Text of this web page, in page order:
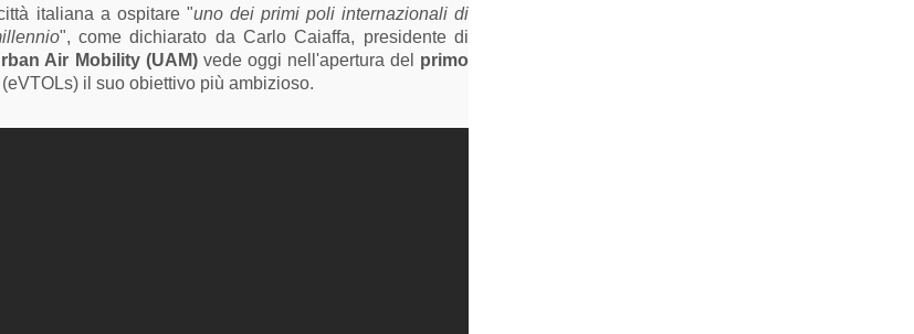
italiana a ospitare "uno dei primi poli internazionali di
", come dichiarato da Carlo Caiaffa, presidente di
Air Mobility (UAM)vede oggi nell'apertura del primo
(eVTOLs) il suo obiettivo più ambizioso.